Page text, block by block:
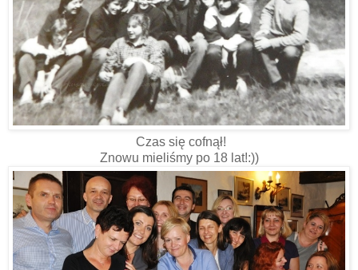
Czas się cofnął!
Znowu mieliśmy po 18 lat!:))